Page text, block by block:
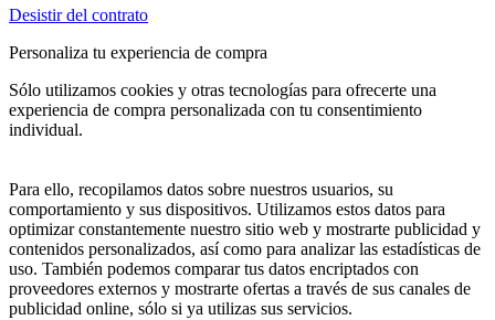
Desistir del contrato
Personaliza tu experiencia de compra
Sólo utilizamos cookies y otras tecnologías para ofrecerte una
experiencia de compra personalizada con tu consentimiento
individual.
Para ello, recopilamos datos sobre nuestros usuarios, su
comportamiento y sus dispositivos. Utilizamos estos datos para
optimizar constantemente nuestro sitio web y mostrarte publicidad y
contenidos personalizados, así como para analizar las estadísticas de
uso. También podemos comparar tus datos encriptados con
proveedores externos y mostrarte ofertas a través de sus canales de
publicidad online, sólo si ya utilizas sus servicios.